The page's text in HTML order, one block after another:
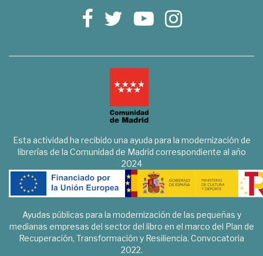
Esta actividad ha recibido una ayuda para la modernización de
librerías de la Comunidad de Madrid correspondiente al año
2024
Ayudas públicas para la modernización de las pequeñas y
medianas empresas del sector del libro en el marco del Plan de
Recuperación, Transformación y Resiliencia. Convocatoria
2022.